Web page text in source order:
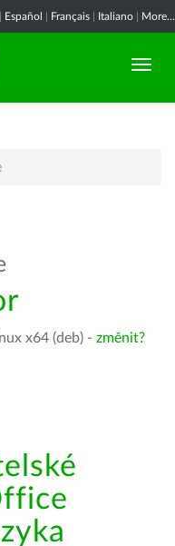
Español Français Italiano More...
x64 (deb) - změnit?